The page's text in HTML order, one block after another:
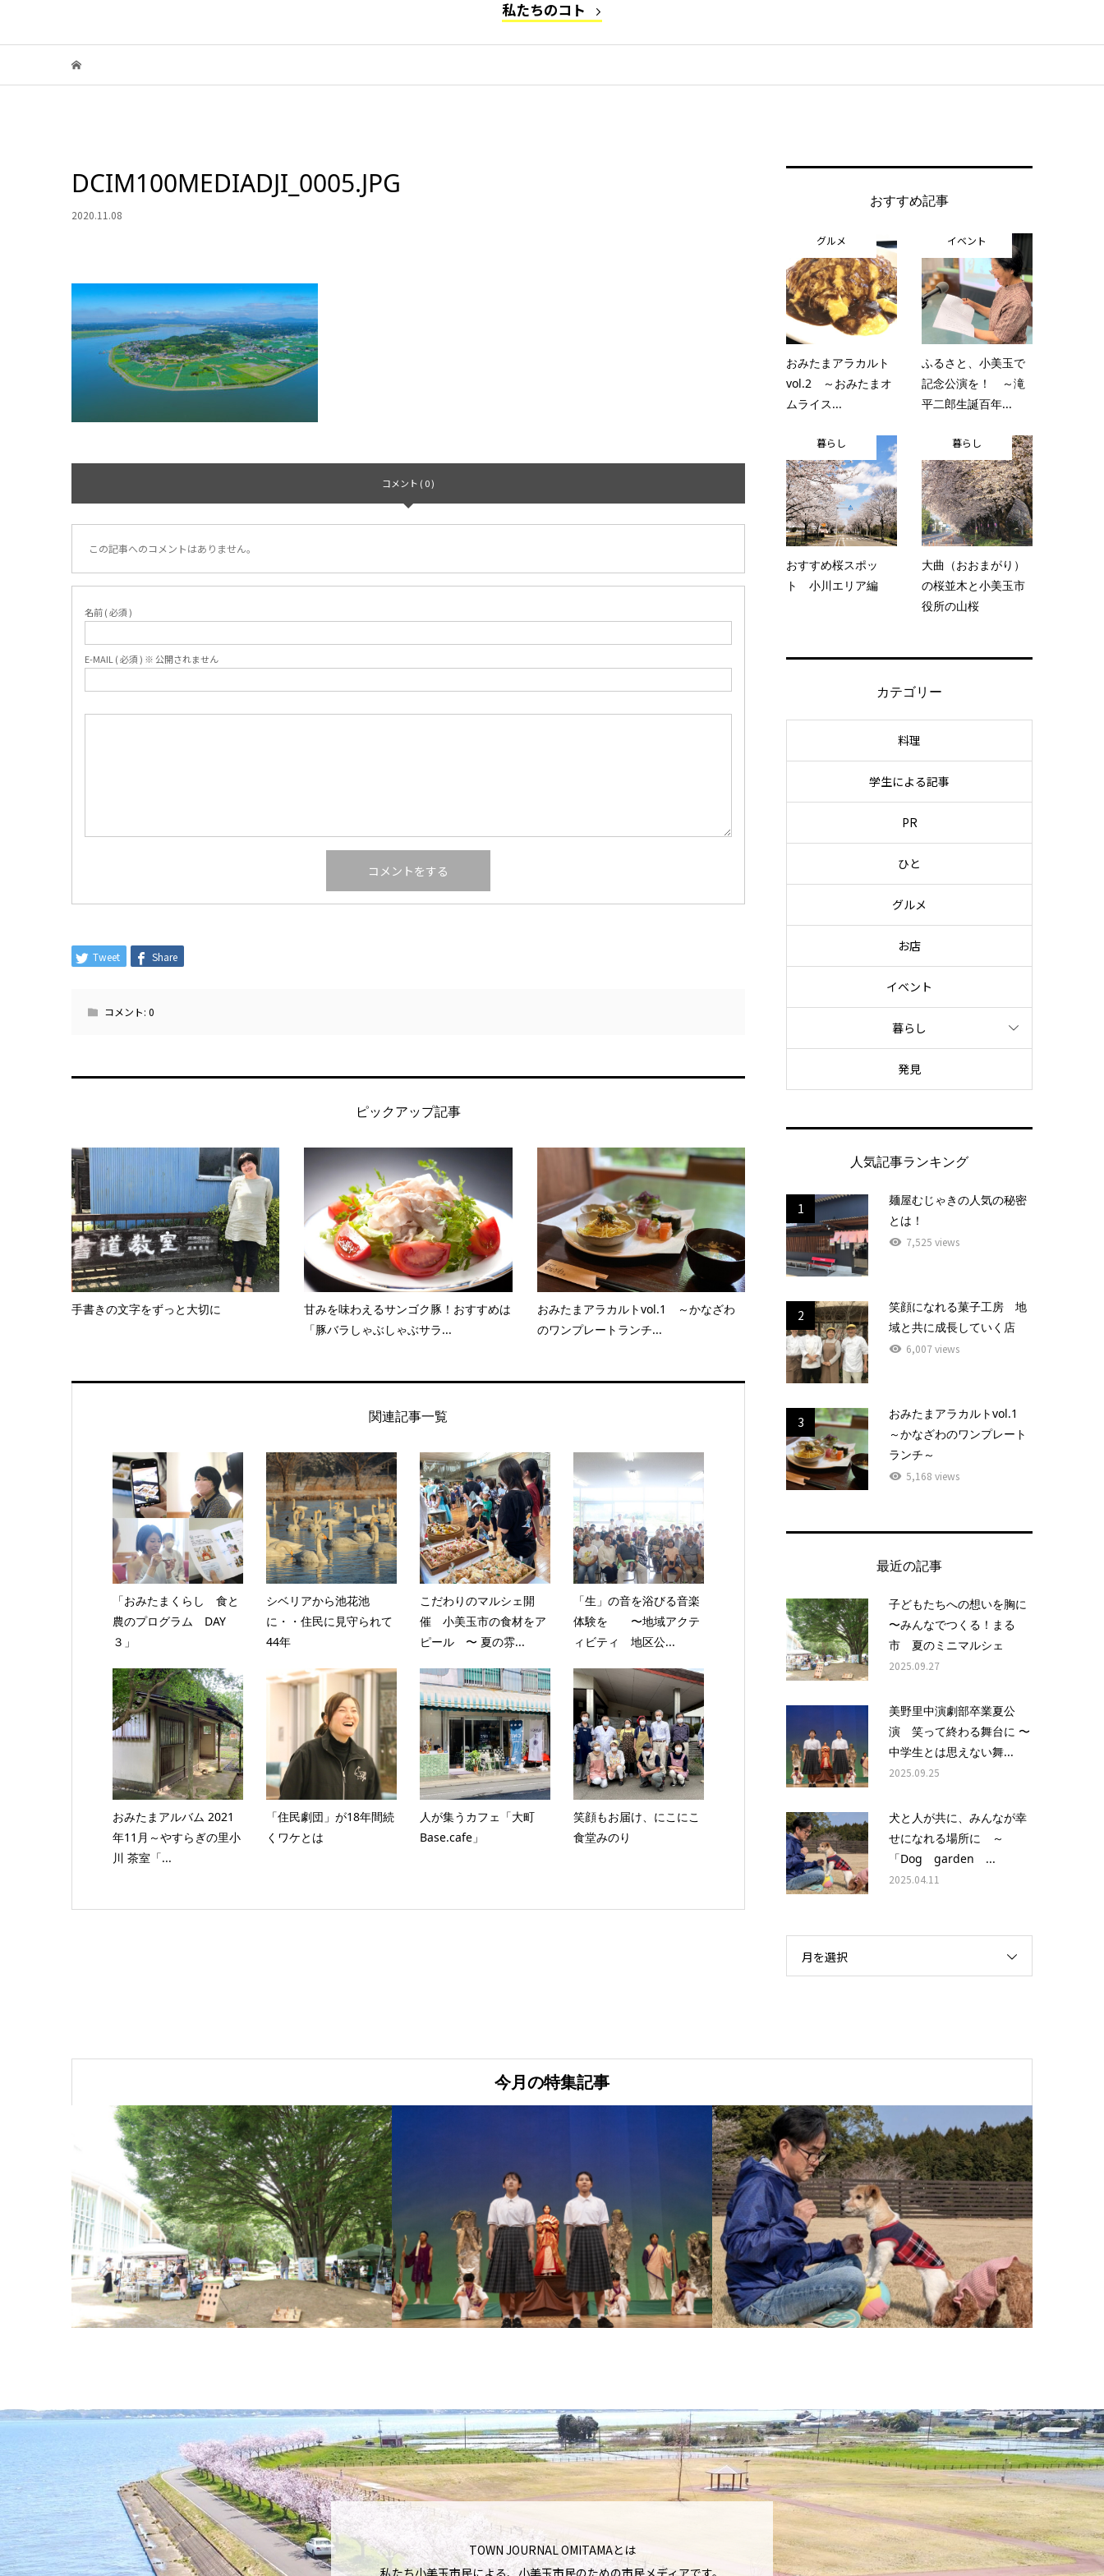
私たちのコト
DCIM100MEDIADJI_0005.JPG
2020.11.08
コメント ( 0 )
この記事へのコメントはありません。
名前 ( 必須 )
E-MAIL ( 必須 ) ※ 公開されません
Tweet Share
コメント: 0
ピックアップ記事
手書きの文字をずっと大切に
甘みを味わえるサンゴク豚！おすすめは
「豚バラしゃぶしゃぶサラ...
おみたまアラカルトvol.1 ～かなざわ
のワンプレートランチ...
関連記事一覧
「おみたまくらし 食と
農のプログラム DAY
３」
シベリアから池花池
に・・住民に見守られて
44年
こだわりのマルシェ開
催 小美玉市の食材をア
ピール 〜 夏の雰...
「生」の音を浴びる音楽
体験を 〜地域アクテ
ィビティ 地区公...
おみたまアルバム 2021
年11月～やすらぎの里小
川 茶室「...
「住民劇団」が18年間続
くワケとは
人が集うカフェ「大町
Base.cafe」
笑顔もお届け、にこにこ
食堂みのり
おすすめ記事
グルメ
おみたまアラカルト
vol.2 ～おみたまオ
ムライス...
イベント
ふるさと、小美玉で
記念公演を！ ～滝
平二郎生誕百年...
暮らし
おすすめ桜スポッ
ト 小川エリア編
暮らし
大曲（おおまがり）
の桜並木と小美玉市
役所の山桜
カテゴリー
料理
学生による記事
PR
ひと
グルメ
お店
イベント
暮らし
発見
人気記事ランキング
1
麺屋むじゃきの人気の秘密
とは！
7,525 views
2
笑顔になれる菓子工房 地
域と共に成長していく店
6,007 views
3
おみたまアラカルトvol.1
～かなざわのワンプレート
ランチ～
5,168 views
最近の記事
子どもたちへの想いを胸に
〜みんなでつくる！まる
市 夏のミニマルシェ
2025.09.27
美野里中演劇部卒業夏公
演 笑って終わる舞台に 〜
中学生とは思えない舞...
2025.09.25
犬と人が共に、みんなが幸
せになれる場所に ～
「Dog garden ...
2025.04.11
月を選択
今月の特集記事
TOWN JOURNAL OMITAMAとは